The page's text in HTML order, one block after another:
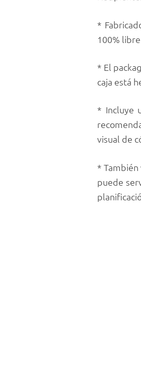
*
100%
* El
caja está
* Incluye
visual de
*
puede